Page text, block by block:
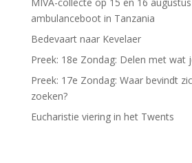
ambulanceboot in Tanzania
Bedevaart naar Kevelaer
Preek: 18e Zondag: Delen met wat
Preek: 17e Zondag: Waar bevindt
zoeken?
Eucharistie viering in het Twents